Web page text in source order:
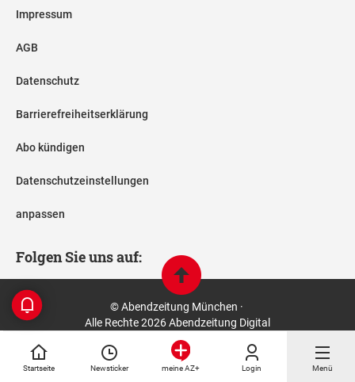
Startseite Newsticker meine AZ+ Login Menü
Impressum
AGB
Datenschutz
Barrierefreiheitserklärung
Abo kündigen
Datenschutzeinstellungen
anpassen
Folgen Sie uns auf:
© Abendzeitung München ·
Alle Rechte 2026 Abendzeitung Digital